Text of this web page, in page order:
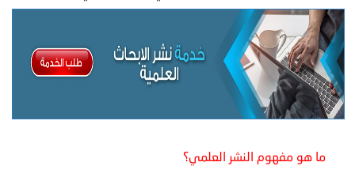
ما هو مفهوم النشر العلمي؟